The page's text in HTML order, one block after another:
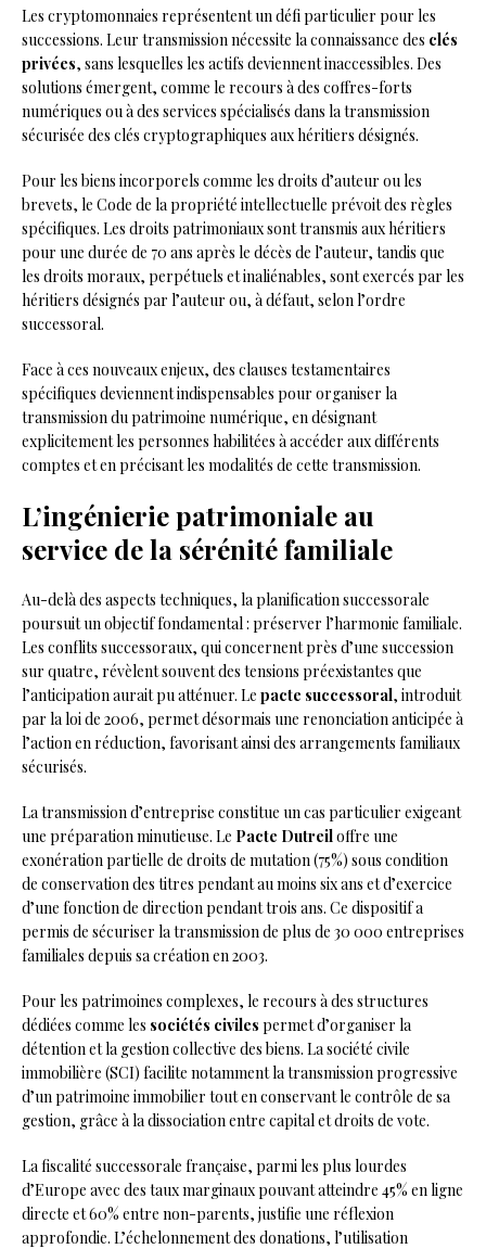
Les cryptomonnaies représentent un défi particulier pour les
successions. Leur transmission nécessite la connaissance des clés
privées, sans lesquelles les actifs deviennent inaccessibles. Des
solutions émergent, comme le recours à des coffres-forts
numériques ou à des services spécialisés dans la transmission
sécurisée des clés cryptographiques aux héritiers désignés.
Pour les biens incorporels comme les droits d’auteur ou les
brevets, le Code de la propriété intellectuelle prévoit des règles
spécifiques. Les droits patrimoniaux sont transmis aux héritiers
pour une durée de 70 ans après le décès de l’auteur, tandis que
les droits moraux, perpétuels et inaliénables, sont exercés par les
héritiers désignés par l’auteur ou, à défaut, selon l’ordre
successoral.
Face à ces nouveaux enjeux, des clauses testamentaires
spécifiques deviennent indispensables pour organiser la
transmission du patrimoine numérique, en désignant
explicitement les personnes habilitées à accéder aux différents
comptes et en précisant les modalités de cette transmission.
L’ingénierie patrimoniale au
service de la sérénité familiale
Au-delà des aspects techniques, la planification successorale
poursuit un objectif fondamental : préserver l’harmonie familiale.
Les conflits successoraux, qui concernent près d’une succession
sur quatre, révèlent souvent des tensions préexistantes que
l’anticipation aurait pu atténuer. Le pacte successoral, introduit
par la loi de 2006, permet désormais une renonciation anticipée à
l’action en réduction, favorisant ainsi des arrangements familiaux
sécurisés.
La transmission d’entreprise constitue un cas particulier exigeant
une préparation minutieuse. Le Pacte Dutreiloffre une
exonération partielle de droits de mutation (75%) sous condition
de conservation des titres pendant au moins six ans et d’exercice
d’une fonction de direction pendant trois ans. Ce dispositif a
permis de sécuriser la transmission de plus de 30 000 entreprises
familiales depuis sa création en 2003.
Pour les patrimoines complexes, le recours à des structures
dédiées comme les sociétés civiles permet d’organiser la
détention et la gestion collective des biens. La société civile
immobilière (SCI) facilite notamment la transmission progressive
d’un patrimoine immobilier tout en conservant le contrôle de sa
gestion, grâce à la dissociation entre capital et droits de vote.
La fiscalité successorale française, parmi les plus lourdes
d’Europe avec des taux marginaux pouvant atteindre 45% en ligne
directe et 60% entre non-parents, justifie une réflexion
approfondie. L’échelonnement des donations, l’utilisation